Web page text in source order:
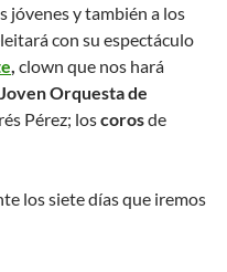
jóvenes y también a los
con su espectáculo
clown que nos hará
Joven Orquesta de
Pérez; loscorosde
los siete días que iremos